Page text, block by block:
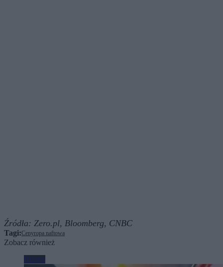
Źródła: Zero.pl, Bloomberg, CNBC
Tagi:Cenyropa naftowa
Zobacz również
Biznes